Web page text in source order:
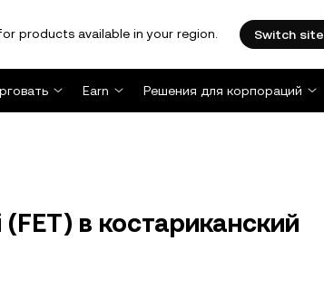
products available in your region. Switch site
Earn Решения для корпораций
в костариканский